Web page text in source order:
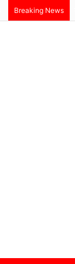
Breaking News